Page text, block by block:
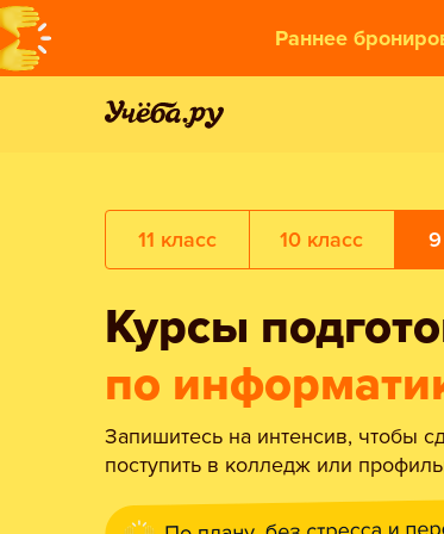
Раннее
11 класс 10 класс
Курсы
по
Запишитесь на интенсив, чтобы
поступить в колледж или